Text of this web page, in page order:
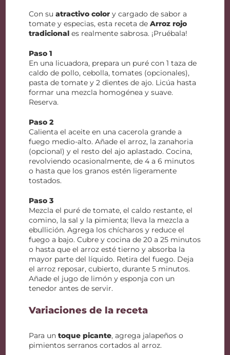
Con suatractivo color y cargado de sabor a
tomate y especias, esta receta deArroz rojo
tradicional es realmente sabrosa. ¡Pruébala!
Paso 1
En una licuadora, prepara un puré con 1 taza de
caldo de pollo, cebolla, tomates (opcionales),
pasta de tomate y 2 dientes de ajo. Licúa hasta
formar una mezcla homogénea y suave.
Reserva.
Paso 2
Calienta el aceite en una cacerola grande a
fuego medio-alto. Añade el arroz, la zanahoria
(opcional) y el resto del ajo aplastado. Cocina,
revolviendo ocasionalmente, de 4 a 6 minutos
o hasta que los granos estén ligeramente
tostados.
Paso 3
Mezcla el puré de tomate, el caldo restante, el
comino, la sal y la pimienta; lleva la mezcla a
ebullición. Agrega los chícharos y reduce el
fuego a bajo. Cubre y cocina de 20 a 25 minutos
o hasta que el arroz esté tierno y absorba la
mayor parte del líquido. Retira del fuego. Deja
el arroz reposar, cubierto, durante 5 minutos.
Añade el jugo de limón y esponja con un
tenedor antes de servir.
Variaciones de la receta
Para untoque picante, agrega jalapeños o
pimientos serranos cortados al arroz.